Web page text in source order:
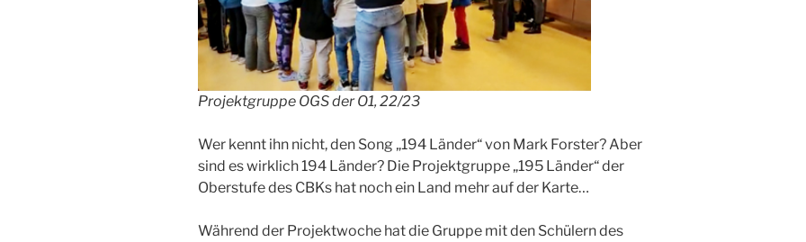
Projektgruppe OGS der O1, 22/23
Wer kennt ihn nicht, den Song „194 Länder“ von Mark Forster? Aber
sind es wirklich 194 Länder? Die Projektgruppe „195 Länder“ der
Oberstufe des CBKs hat noch ein Land mehr auf der Karte…
Während der Projektwoche hat die Gruppe mit den Schülern des